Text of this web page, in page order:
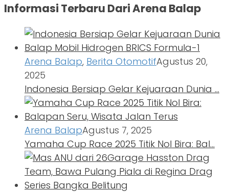
Informasi Terbaru Dari Arena Balap
Arena Balap, Berita OtomotifAgustus 20,
2025
Indonesia Bersiap Gelar Kejuaraan Dunia …
Arena BalapAgustus 7, 2025
Yamaha Cup Race 2025 Titik Nol Bira: Bal…